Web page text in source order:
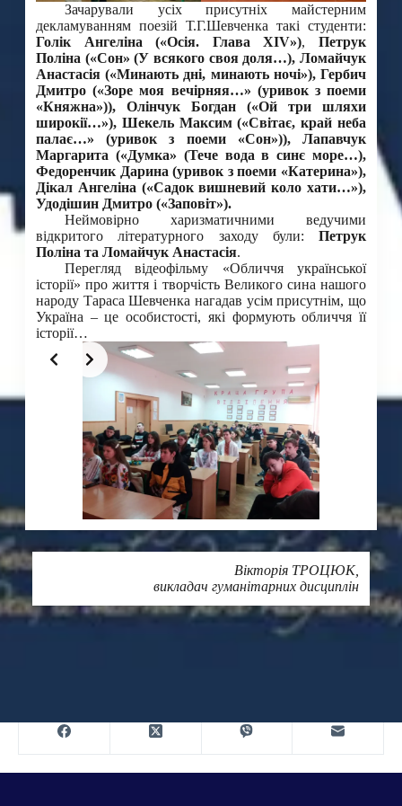
Зачарували усіх присутніх майстерним
декламуванням поезій Т.Г.Шевченка такі студенти:
Голік Ангеліна («Осія. Глава XIV»),Петрук
Поліна («Сон» (У всякого своя доля…), Ломайчук
Анастасія («Минають дні, минають ночі»), Гербич
Дмитро («Зоре моя вечірняя…» (уривок з поеми
«Княжна»)),
Олінчук Богдан («Ой три шляхи
широкії…»), Шекель Максим («Світає, край неба
палає…» (уривок з поеми «Сон»)), Лапавчук
Маргарита («Думка» (Тече вода в синє море…),
Федоренчик Дарина (уривок з поеми «Катерина»),
Дікал Ангеліна («Садок вишневий коло хати…»),
Удодішин Дмитро («Заповіт»).
Неймовірно харизматичними ведучими
відкритого літературного заходу були: Петрук
Поліна та Ломайчук Анастасія.
Перегляд відеофільму «Обличчя української
історії» про життя і творчість Великого сина нашого
народу Тараса Шевченка нагадав усім присутнім, що
Україна – це особистості, які формують обличчя її
історії…
Вікторія ТРОЦЮК,
викладач гуманітарних дисциплін